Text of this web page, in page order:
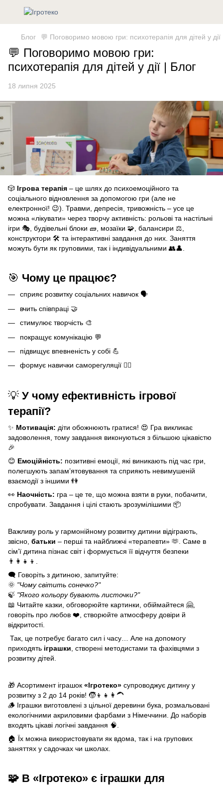
Блог 💬 Поговоримо мовою гри: психотерапія для дітей у дії
💬 Поговоримо мовою гри:
психотерапія для дітей у дії | Блог
18 липня 2025
🎲 Ігрова терапія – це шлях до психоемоційного та
соціального відновлення за допомогою гри (але не
електронної! 😉). Травми, депресія, тривожність – усе це
можна «лікувати» через творчу активність: рольові та настільні
ігри 🎭, будівельні блоки 🧱, мозаїки 🧩, балансири ⚖️,
конструктори 🛠️ та інтерактивні завдання до них. Заняття
можуть бути як груповими, так і індивідуальними 👥👤.
🎯 Чому це працює?
сприяє розвитку соціальних навичок 🗣️
вчить співпраці 🤝
стимулює творчість 🎨
покращує комунікацію 💬
підвищує впевненість у собі 💪
формує навички саморегуляції 🧘‍♂️
💡 У чому ефективність ігрової
терапії?
✨ Мотивація: діти обожнюють гратися! 😍 Гра викликає
задоволення, тому завдання виконуються з більшою цікавістю
🎉
😊 Емоційність: позитивні емоції, які виникають під час гри,
полегшують запам’ятовування та сприяють невимушеній
взаємодії з іншими 👫
👀 Наочність: гра – це те, що можна взяти в руки, побачити,
спробувати. Завдання і цілі стають зрозумілішими 📦
Важливу роль у гармонійному розвитку дитини відіграють,
звісно, батьки – перші та найближчі «терапевти» 🫶. Саме в
сім’ї дитина пізнає світ і формується її відчуття безпеки
👨‍👩‍👧‍👦.
🗨️ Говоріть з дитиною, запитуйте:
🌞 "Чому світить сонечко?"
🍃 "Якого кольору бувають листочки?"
📖 Читайте казки, обговорюйте картинки, обіймайтеся 🤗,
говоріть про любов ❤️, створюйте атмосферу довіри й
відкритості.
Так, це потребує багато сил і часу… Але на допомогу
приходять іграшки , створені методистами та фахівцями з
розвитку дітей.
🎁 Асортимент іграшок «Ігротеко» супроводжує дитину у
розвитку з 2 до 14 років! 🧒👦👧👩‍🦱
🪵 Іграшки виготовлені з цільної деревини бука, розмальовані
екологічними акриловими фарбами з Німеччини. До наборів
входять цікаві логічні завдання 🧠.
🏠 Їх можна використовувати як вдома, так і на групових
заняттях у садочках чи школах.
🧩 В «Ігротеко» є іграшки для